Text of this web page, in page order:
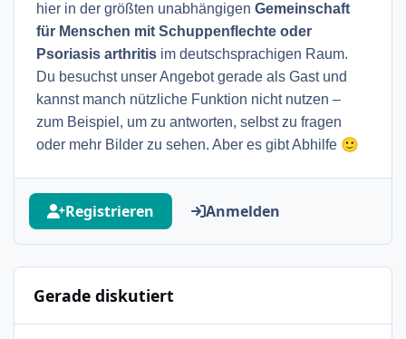
hier in der größten unabhängigen Gemeinschaft
für Menschen mit Schuppenflechte oder
Psoriasis arthritis im deutschsprachigen Raum.
Du besuchst unser Angebot gerade als Gast und
kannst manch nützliche Funktion nicht nutzen –
zum Beispiel, um zu antworten, selbst zu fragen
oder mehr Bilder zu sehen. Aber es gibt Abhilfe 🙂
Registrieren Anmelden
Gerade diskutiert